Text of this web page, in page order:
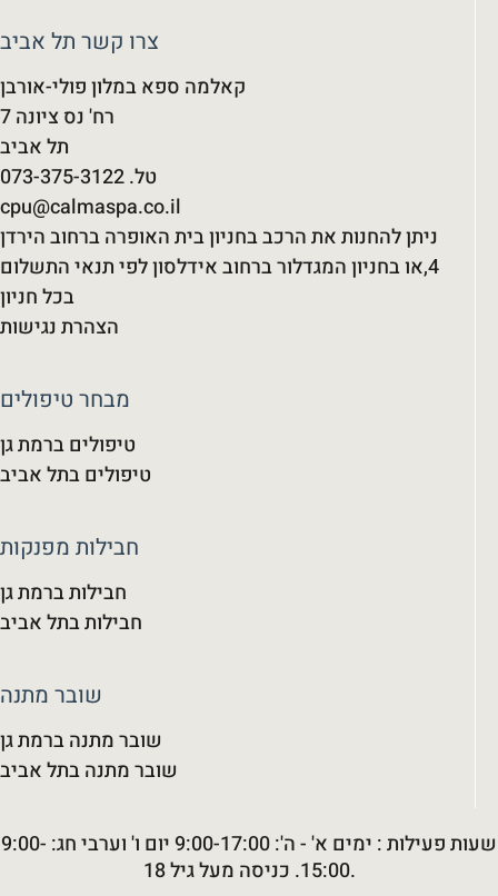
צרו קשר תל אביב
קאלמה ספא במלון פולי-אורבן
רח' נס ציונה 7
תל אביב
cpu@calmaspa.co.il
ניתן להחנות את הרכב בחניון בית האופרה ברחוב הירדן
4,או בחניון המגדלור ברחוב אידלסון לפי תנאי התשלום
בכל חניון
הצהרת נגישות
מבחר טיפולים
טיפולים ברמת גן
טיפולים בתל אביב
חבילות מפנקות
חבילות ברמת גן
חבילות בתל אביב
שובר מתנה
שובר מתנה ברמת גן
שובר מתנה בתל אביב
שעות פעילות : ימים א' - ה': 9:00-17:00 יום ו' וערבי חג: 9:00-
15:00. כניסה מעל גיל 18.